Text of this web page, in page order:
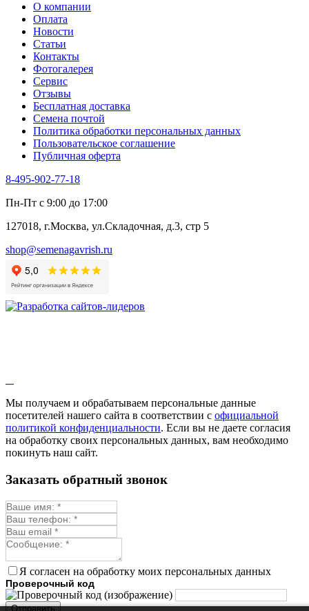
О компании
Оплата
Новости
Статьи
Контакты
Фотогалерея​
Сервис
Отзывы
Бесплатная доставка
Семена почтой
Политика обработки персональных данных
Пользовательское соглашение
Публичная оферта
8-495-902-77-18
Пн-Пт с 9:00 до 17:00
127018, г.Москва, ул.Складочная, д.3, стр 5
shop@semenagavrish.ru
Мы получаем и обрабатываем персональные данные
посетителей нашего сайта в соответствии с официальной
политикой конфиденциальности. Если вы не даете согласия
на обработку своих персональных данных, вам необходимо
покинуть наш сайт.
Заказать обратный звонок
Я согласен на обработку моих персональных данных
Проверочный код
Отправить